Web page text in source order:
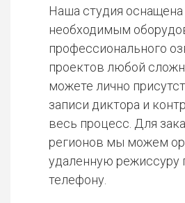
Наша студия
необходимым
профессионального
проектов любой
можете лично
записи диктора и
весь процесс. Для
регионов мы можем
удаленную режиссуру
телефону.